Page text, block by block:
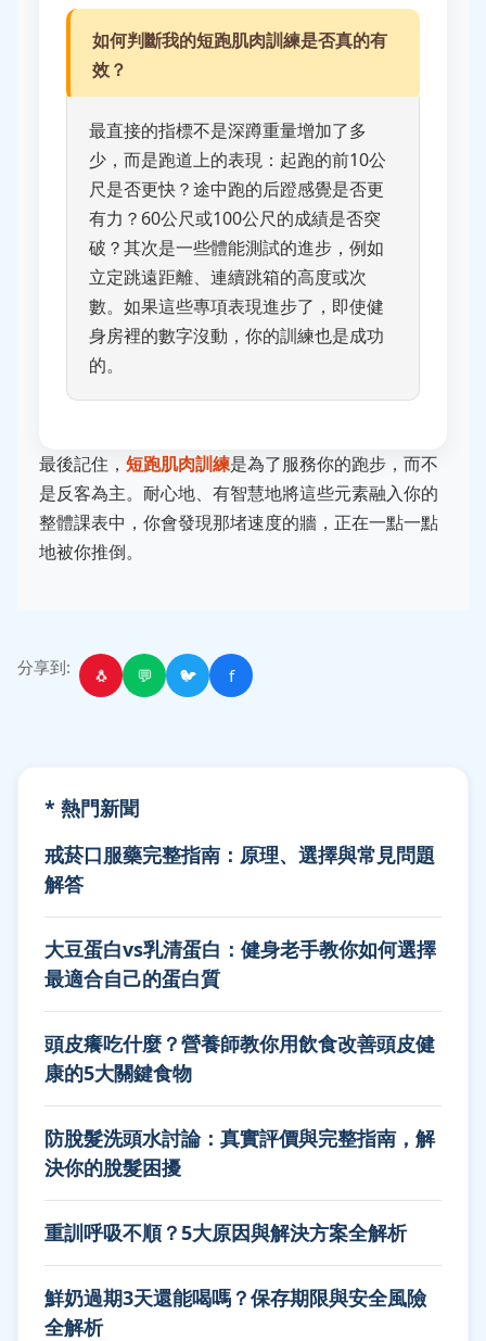
如何判斷我的短跑肌肉訓練是否真的有
效？
最直接的指標不是深蹲重量增加了多
少，而是跑道上的表現：起跑的前10公
尺是否更快？途中跑的后蹬感覺是否更
有力？60公尺或100公尺的成績是否突
破？其次是一些體能測試的進步，例如
立定跳遠距離、連續跳箱的高度或次
數。如果這些專項表現進步了，即使健
身房裡的數字沒動，你的訓練也是成功
的。
最後記住， 短跑肌肉訓練是為了服務你的跑步，而不
是反客為主。耐心地、有智慧地將這些元素融入你的
整體課表中，你會發現那堵速度的牆，正在一點一點
地被你推倒。
分享到: 🐧 💬 🐦 f
* 熱門新聞
戒菸口服藥完整指南：原理、選擇與常見問題
解答
大豆蛋白vs乳清蛋白：健身老手教你如何選擇
最適合自己的蛋白質
頭皮癢吃什麼？營養師教你用飲食改善頭皮健
康的5大關鍵食物
防脫髮洗頭水討論：真實評價與完整指南，解
決你的脫髮困擾
重訓呼吸不順？5大原因與解決方案全解析
鮮奶過期3天還能喝嗎？保存期限與安全風險
全解析